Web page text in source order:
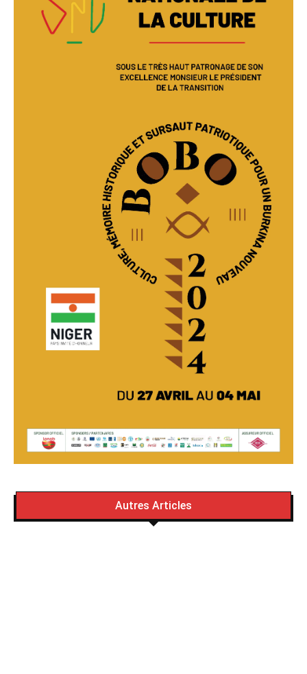
Autres Articles